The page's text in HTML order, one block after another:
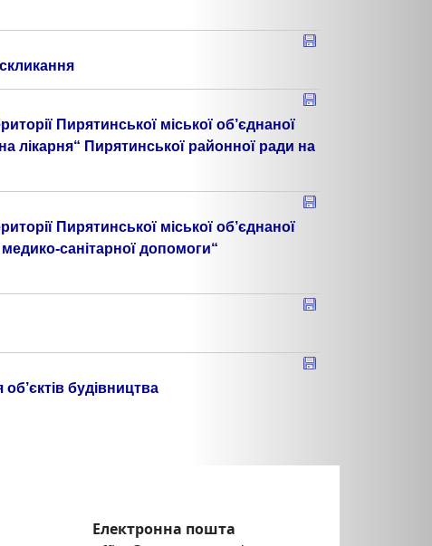
Пирятинської міської об’єднаної
лікарня“ Пирятинської районної ради на
Пирятинської міської об’єднаної
санітарної допомоги“
будівництва
Електронна пошта